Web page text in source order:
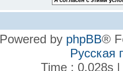
Powered by phpBB®
Русская
Time : 0.028s